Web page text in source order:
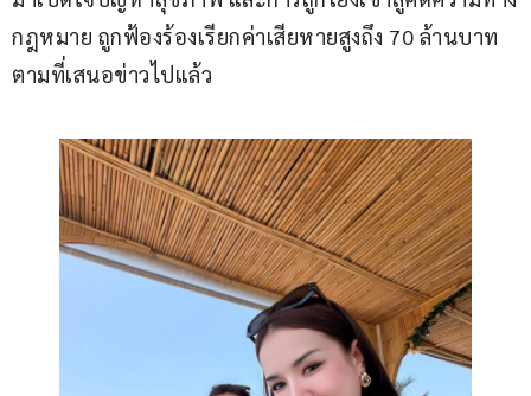
กฎหมาย ถูกฟ้องร้องเรียกค่าเสียหายสูงถึง 70 ล้านบาท
ตามที่เสนอข่าวไปแล้ว